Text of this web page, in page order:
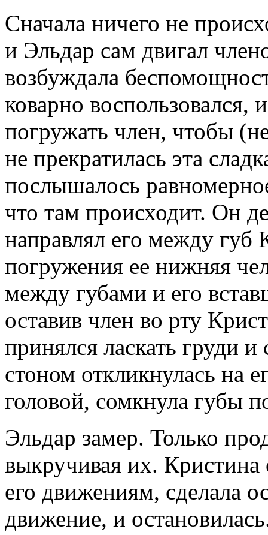
Сначала ничего не
и Эльдар сам двигал
возбуждала
коварно воспользовался,
погружать член, чтобы
не прекратилась эта
послышалось
что там происходит. Он
направлял его между
погружения ее нижняя
между губами и его
оставив член во рту
принялся ласкать груди
стоном откликнулась на
головой, сомкнула губы
Эльдар замер. Только
выкручивая их. Кристина
его движениям, сделала
движение, и